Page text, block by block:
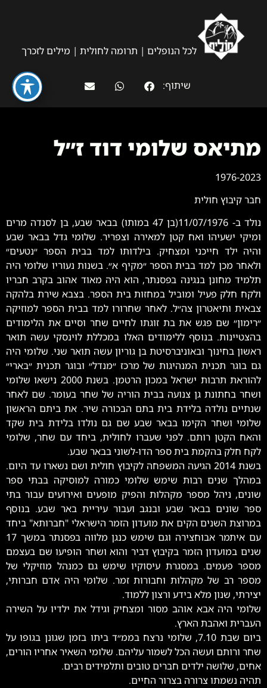
לכל הנופלים| תרומה לחולית| מילים לזכרך
שיתוף:
מתיאס שלומי דוד ז״ל
1976-2023
חבר קיבוץ חולית
נולד ב- 11/07/1976(בן 47 במותו) בבאר שבע, בן לסנדה מרים
ומיקי ישעיהו ואח קטן למאירה וצפריר. שלומי גדל בבאר שבע
והיה ילד חייכני ומצחיק. בילדותו למד בבית הספר ״נטעים״
ולאחר מכן למד בבית הספר ״מקיף א״. בשנות נעוריו שלומי היה
תלמיד מחונן בנגינה בפסנתר, הוא היה מאוד אהוב בקרב חבריו
ולקח חלק פעיל ומוביל במחזות בית הספר. בצבא שירת בלהקה
צבאית ותיאטרון צה״ל. לאחר שחרורו למד בבית הספר למוזיקה
״רימון״ שם פגש את בת זוגתו לחיים שחר וסיים את הלימודים
בהצטיינות. בנוסף ללימודים האלו במכללת לוינסקי עשה תואר
ראשון בחינוך ובאוניברסיטת בן גוריון עשה תואר שני. שלומי היה
גם בוגר תכנית המנהיגות של מרכז ״מנדל״ ובוגר תכנית ״בארי״
להוראת תרבות ישראל במכון הרטמן. בשנת 2000 נישאו שלומי
ושחר בחתונת גן צנועה בבית הוריה של שחר בעומר. שם לאחר
שנתיים נולדה בלידת בית בתם הבכורה שיר. את ביתם הראשון
שלומי ושחר הקימו בבאר שבע שם גם נולדו בלידת בית שקד
והאח הקטן רותם. לפני שעברו לחולית, ביחד עם שחר, שלומי
לקח חלק בהקמת בית ספר הדו-לשוני בבאר שבע.
בשנת 2014 הגיעה המשפחה לקיבוץ חולית ושם נשארו עד היום.
במהלך שנים רבות שימש שלומי כמורה למוסיקה בבתי ספר
שונים, ניהל מספר מקהלות והפיק מופעים ואירועים עבור בתי
ספר שונים בבאר שבע ובנגב ועבור עיריית באר שבע. בנוסף
במרוצת השנים הקים את מועדון הזמר הישראלי "חברותא" ביחד
עם איתמר אבוחצירה וגם שימש כנגן מלווה בפסנתר במשך 17
שנים במועדון הזמר בקיבוץ דביר והוא ושחר הופיעו שם בעצמם
מספר פעמים. במסגרת עיסוקיו שימש גם כמנהל מוזיקלי של
מספר רב של מקהלות וחבורות זמר. שלומי היה אדם חברותי,
יצירתי, שנון מלא בידע ורצון ללמוד.
שלומי היה אבא אוהב מסור ומצחיק וגידל את ילדיו על השירה
העברית ואהבת הארץ.
ביום שבת 7.10, שלומי נרצח בממ״ד ביתו בזמן שגונן בגופו על
שחר ורותם ועשה הכל לשמור עליהם. שלומי השאיר אחריו הורים,
אחים, שלושה ילדים חברים טובים ותלמידים רבים.
תהיה נשמתו צרורה בצרור החיים.